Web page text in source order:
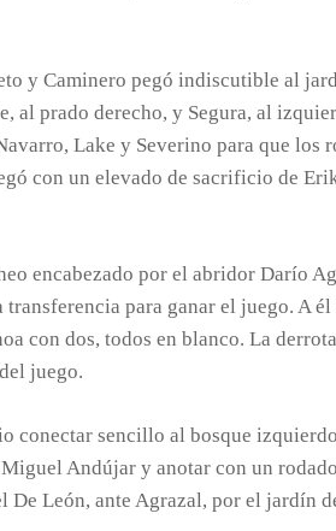
y Caminero pegó indiscutible al
al prado derecho, y Segura, al
Lake y Severino para que los
con un elevado de sacrificio de
encabezado por el abridor Darío
para ganar el juego. A
con dos, todos en blanco. La
juego.
sencillo al bosque
Andújar y anotar con un
León, ante Agrazal, por el jardín